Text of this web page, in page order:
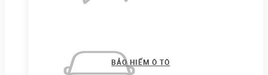
BẢO HIỂM Ô TÔ